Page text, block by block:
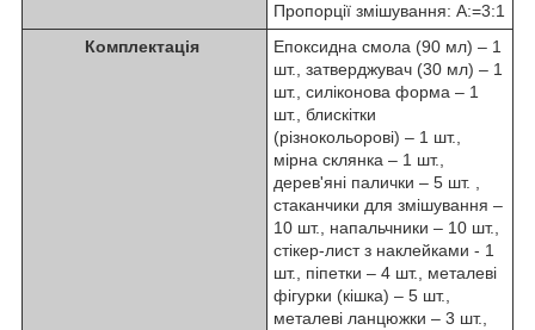
Пропорції змішування: А:=3:1
Комплектація
Епоксидна смола (90 мл) – 1
шт., затверджувач (30 мл) – 1
шт., силіконова форма – 1
шт., блискітки
(різнокольорові) – 1 шт.,
мірна склянка – 1 шт.,
дерев'яні палички – 5 шт. ,
стаканчики для змішування –
10 шт., напальчники – 10 шт.,
стікер-лист з наклейками - 1
шт., піпетки – 4 шт., металеві
фігурки (кішка) – 5 шт.,
металеві ланцюжки – 3 шт.,